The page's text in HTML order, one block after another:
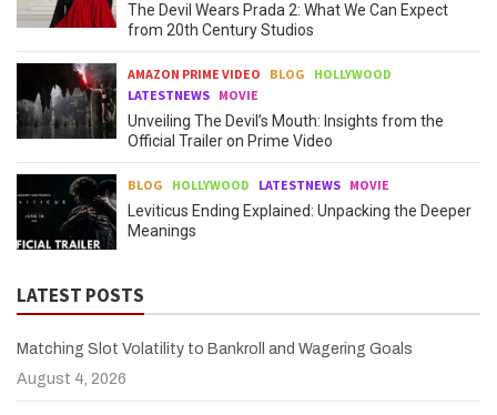
The Devil Wears Prada 2: What We Can Expect
from 20th Century Studios
AMAZON PRIME VIDEO BLOG
HOLLYWOOD
LATESTNEWS MOVIE
Unveiling The Devil’s Mouth: Insights from the
Official Trailer on Prime Video
BLOG HOLLYWOOD LATESTNEWS MOVIE
Leviticus Ending Explained: Unpacking the Deeper
Meanings
LATEST POSTS
Matching Slot Volatility to Bankroll and Wagering Goals
August 4, 2026